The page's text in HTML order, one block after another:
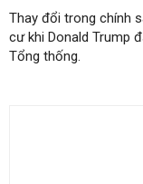
Thay đổi trong chính
cư khi Donald Trump
Tổng thống.